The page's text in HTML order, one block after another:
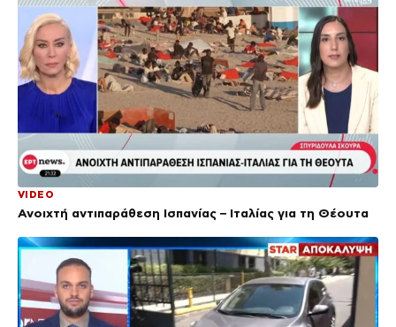
VIDEO
Ανοιχτή αντιπαράθεση Ισπανίας – Ιταλίας για τη Θέουτα